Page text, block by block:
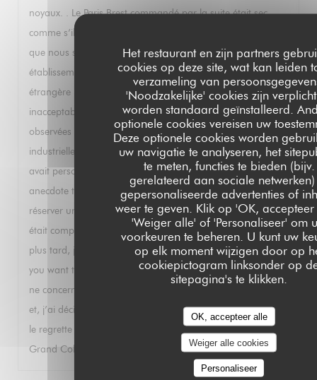
Het restaurant en zijn partners
cookies op deze site, wat kan leiden
verzameling van
'Noodzakelijke' cookies zijn
worden standaard geïnstalleerd.
optionele cookies vereisen uw
Deze optionele cookies worden
uw navigatie te analyseren, het
te meten, functies te bieden (bijv.
gerelateerd aan sociale
gepersonaliseerde advertenties of
weer te geven. Klik op 'OK,
'Weiger alle' of 'Personaliseer' om
voorkeuren te beheren. U kunt uw
op elk moment wijzigen door op
cookiepictogram linksonder op
sitepagina's te klikken.
OK, accepteer alle
Weiger alle cookies
Personaliseer
noyaux. . Le Paris Brest commandé par la suite était sec
comme s’il avait été préparé il y a plusieurs jours. Je sais
que nous sommes au mois d’août et que votre
établissement travaille essentiellement avec un clientèle
étrangère moins exigeante mais je trouve tout cela
inacceptable. Cela fait suite à d’autres déconvenues
observées lors de mes précédents passages: mayonnaise
industrielle avec un homard parce que, dixit le serveur, il n’y
avait personne pour faire la mayonnaise ce jour là. Autre
anecdote très instructive : j’ai téléphoné un soir pour
réserver une table et il m’a été répondu que le restaurant
était complet. Ayant réessayé en anglais quelques minutes
plus tard, j’ai eu droit à un « of course sir, at what time do
you want to book »? Cela s’appelle de la discrimination qui
ne concerne pas que les personnes racisees. Pour toutes ces
et, j’ai décidé de rayer votre établissement de mes listes et je
le regrette car j’ai autrefois passé d’excellents moments au
Grand Colbert. Bien à vous. Gwénolé JAN